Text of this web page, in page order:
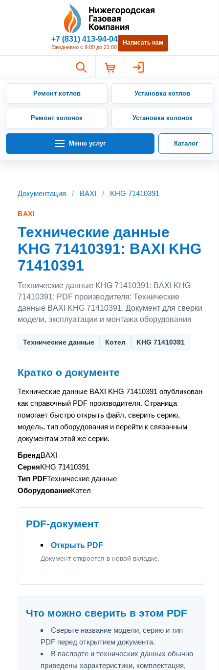
Нижегородская Газовая
+7 (831) 413-94-04
Ежедневно с 9:00 до 21:00
Написать нам
Ремонт котлов Установка котлов
Ремонт колонок Установка колонок
Меню услуг Каталог
Документация / BAXI / KHG 71410391
BAXI
Технические данные
KHG 71410391: BAXI KHG
71410391
Технические данные KHG 71410391: BAXI KHG
71410391: PDF производителя: Технические
данные BAXI KHG 71410391. Документ для сверки
модели, эксплуатации и монтажа оборудования
Технические данные Котел KHG 71410391
Кратко о документе
Технические данные BAXI KHG 71410391 опубликован
как справочный PDF производителя. Страница
помогает быстро открыть файл, сверить серию,
модель, тип оборудования и перейти к связанным
документам этой же серии.
БрендBAXI
СерияKHG 71410391
Тип PDFТехнические данные
ОборудованиеКотел
PDF-документ
Открыть PDF
Документ откроется в новой вкладке.
Что можно сверить в этом PDF
Сверьте название модели, серию и тип
PDF перед открытием документа.
В паспорте и технических данных обычно
приведены характеристики, комплектация,